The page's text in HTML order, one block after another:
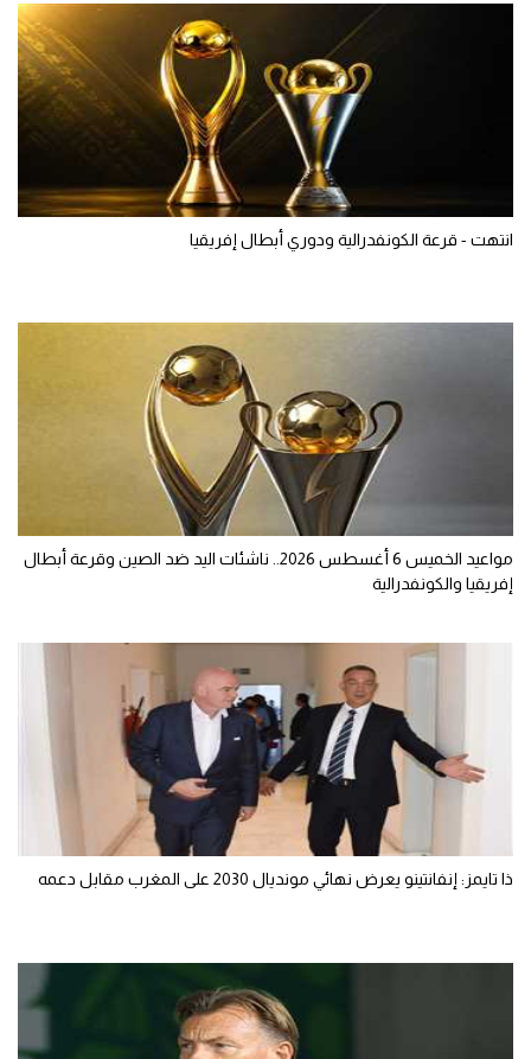
انتهت - قرعة الكونفدرالية ودوري أبطال إفريقيا
مواعيد الخميس 6 أغسطس 2026.. ناشئات اليد ضد الصين وقرعة أبطال
إفريقيا والكونفدرالية
ذا تايمز: إنفانتينو يعرض نهائي مونديال 2030 على المغرب مقابل دعمه